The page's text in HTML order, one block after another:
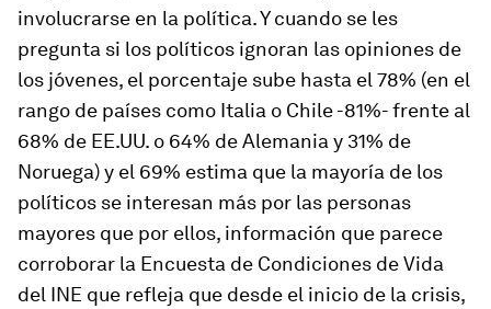
involucrarse en la política. Y cuando se les
pregunta si los políticos ignoran las opiniones de
los jóvenes, el porcentaje sube hasta el 78% (en el
rango de países como Italia o Chile -81%- frente al
68% de EE.UU. o 64% de Alemania y 31% de
Noruega) y el 69% estima que la mayoría de los
políticos se interesan más por las personas
mayores que por ellos, información que parece
corroborar la Encuesta de Condiciones de Vida
del INE que refleja que desde el inicio de la crisis,